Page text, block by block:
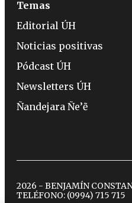
Temas
Editorial ÚH
Noticias positivas
Pódcast ÚH
Newsletters ÚH
Ñandejara Ñe’ẽ
2026 - BENJAMÍN
TELÉFONO: (0994) 715 715